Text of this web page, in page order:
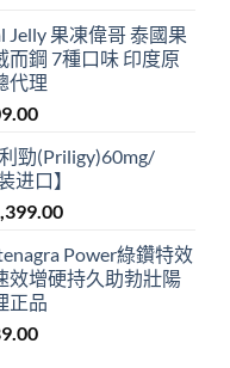
is:
$399.00.
Jelly 果凍偉哥 泰國果
而鋼 7種口味 印度原
代理
Current
is:
$409.00.
勁(Priligy)60mg/
进口】
Price
$399.00
through
Power綠鑽特效
效增硬持久助勃壯陽
正品
Current